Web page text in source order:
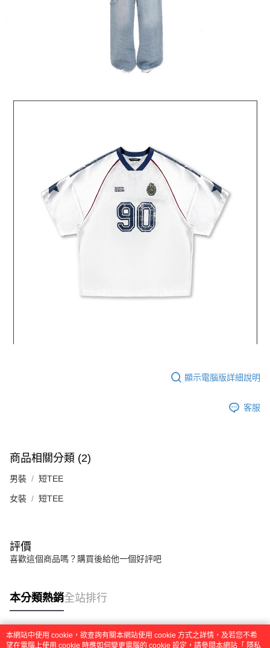
顯示電腦版詳細說明
客服
商品相關分類 (2)
男裝 短TEE
女裝 短TEE
評價
喜歡這個商品嗎？購買後給他一個好評吧
本分類熱銷全站排行
熱門標籤
本網站中使用 cookie，欲查詢有關本網站使用 cookie 方式之詳情，及若您不希
望在電腦上使用 cookie 時應如何變更電腦的 cookie 設定，請參閱本網站「 隱私